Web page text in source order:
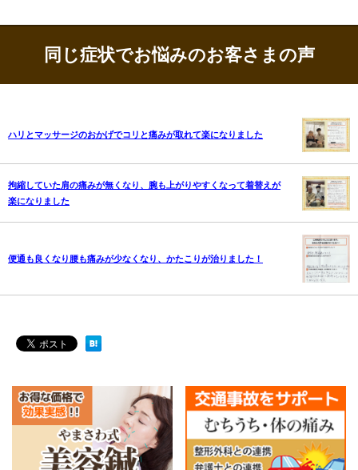
同じ症状でお悩みのお客さまの声
ハリとマッサージのおかげでコリと痛みが取れて楽になりました
拘縮していた肩の痛みが無くなり、腕も上がりやすくなって着替えが
楽になりました
便通も良くなり腰も痛みが少なくなり、かたこりが治りました！